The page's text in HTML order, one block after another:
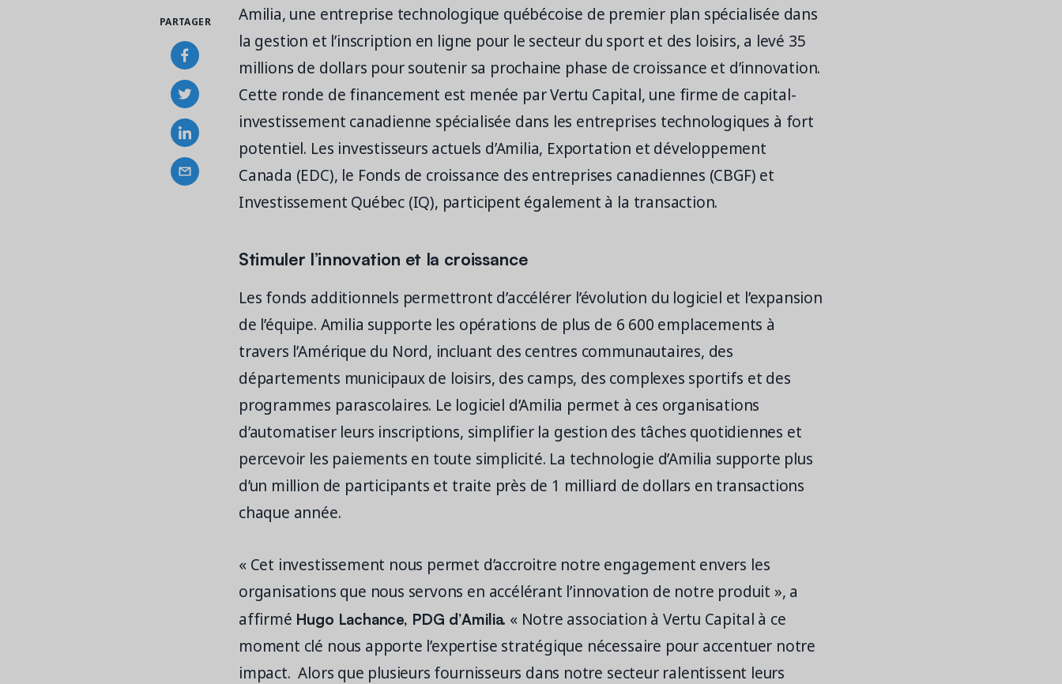
Amilia, une entreprise technologique québécoise de premier plan spécialisée dans
la gestion et l’inscription en ligne pour le secteur du sport et des loisirs, a levé 35
millions de dollars pour soutenir sa prochaine phase de croissance et d’innovation.
Cette ronde de financement est menée par Vertu Capital, une firme de capital-
investissement canadienne spécialisée dans les entreprises technologiques à fort
potentiel. Les investisseurs actuels d’Amilia, Exportation et développement
Canada (EDC), le Fonds de croissance des entreprises canadiennes (CBGF) et
Investissement Québec (IQ), participent également à la transaction.
Stimuler l’innovation et la croissance
Les fonds additionnels permettront d’accélérer l’évolution du logiciel et l’expansion
de l’équipe. Amilia supporte les opérations de plus de 6 600 emplacements à
travers l’Amérique du Nord, incluant des centres communautaires, des
départements municipaux de loisirs, des camps, des complexes sportifs et des
programmes parascolaires. Le logiciel d’Amilia permet à ces organisations
d’automatiser leurs inscriptions, simplifier la gestion des tâches quotidiennes et
percevoir les paiements en toute simplicité. La technologie d’Amilia supporte plus
d’un million de participants et traite près de 1 milliard de dollars en transactions
chaque année.
« Cet investissement nous permet d’accroitre notre engagement envers les
organisations que nous servons en accélérant l’innovation de notre produit », a
affirmé Hugo Lachance, PDG d’Amilia. « Notre association à Vertu Capital à ce
moment clé nous apporte l’expertise stratégique nécessaire pour accentuer notre
impact. Alors que plusieurs fournisseurs dans notre secteur ralentissent leurs
PARTAGER